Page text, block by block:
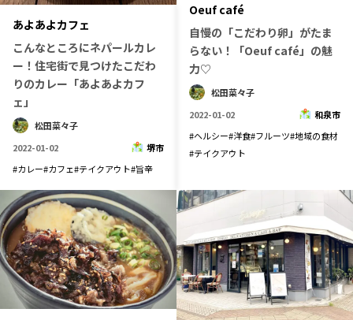
あよあよカフェ
こんなところにネパールカレ
ー！住宅街で見つけたこだわ
りのカレー「あよあよカフ
ェ」
松田菜々子
2022-01-02
堺市
#カレー#カフェ#テイクアウト#旨辛
Oeuf café
自慢の「こだわり卵」がたま
らない！「Oeuf café」の魅
力♡
松田菜々子
2022-01-02
和泉市
#ヘルシー#洋食#フルーツ#地域の食材
#テイクアウト